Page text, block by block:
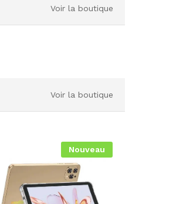
Voir la boutique
Voir la boutique
Nouveau